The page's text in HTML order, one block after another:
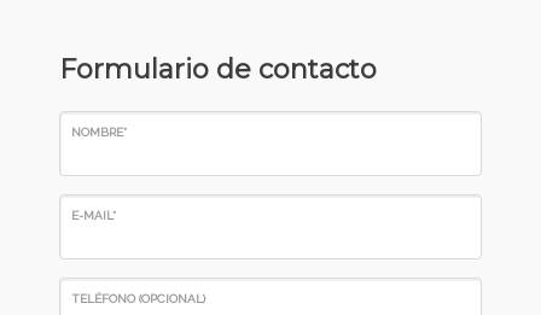
Formulario de contacto
NOMBRE*
E-MAIL*
TELÉFONO (OPCIONAL)